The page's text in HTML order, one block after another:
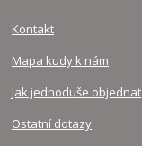
Kontakt
Mapa kudy k nám
Jak jednoduše objednat
Ostatní dotazy